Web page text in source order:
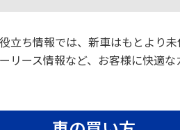
立ち情報では、新車はもとより
リース情報など、お客様に快適